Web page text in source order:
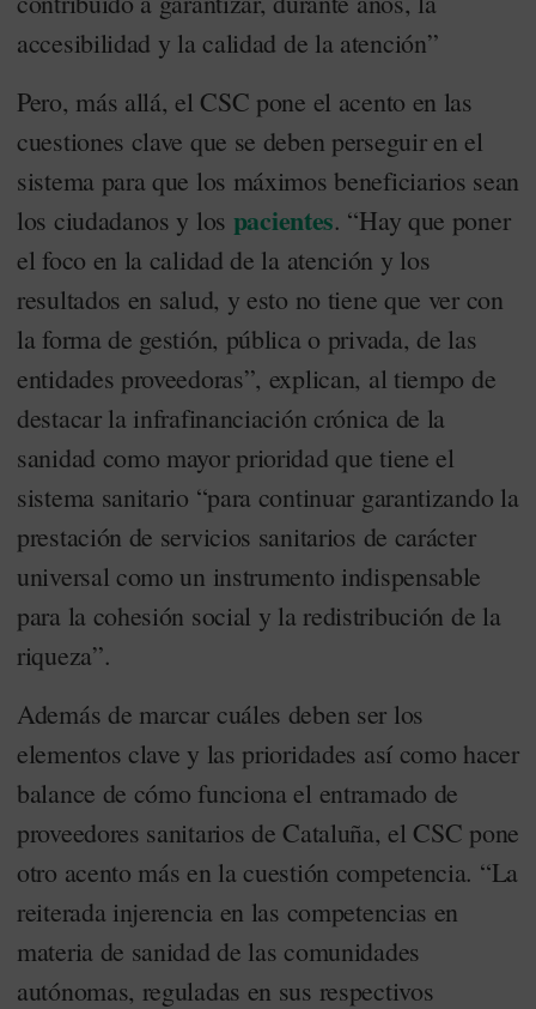
accesibilidad y la calidad de la atención”
Pero, más allá, el CSC pone el acento en las
cuestiones clave que se deben perseguir en el
sistema para que los máximos beneficiarios sean
los ciudadanos y los pacientes. “Hay que poner
el foco en la calidad de la atención y los
resultados en salud, y esto no tiene que ver con
la forma de gestión, pública o privada, de las
entidades proveedoras”, explican, al tiempo de
destacar la infrafinanciación crónica de la
sanidad como mayor prioridad que tiene el
sistema sanitario “para continuar garantizando la
prestación de servicios sanitarios de carácter
universal como un instrumento indispensable
para la cohesión social y la redistribución de la
riqueza”.
Además de marcar cuáles deben ser los
elementos clave y las prioridades así como hacer
balance de cómo funciona el entramado de
proveedores sanitarios de Cataluña, el CSC pone
otro acento más en la cuestión competencia. “La
reiterada injerencia en las competencias en
materia de sanidad de las comunidades
autónomas, reguladas en sus respectivos